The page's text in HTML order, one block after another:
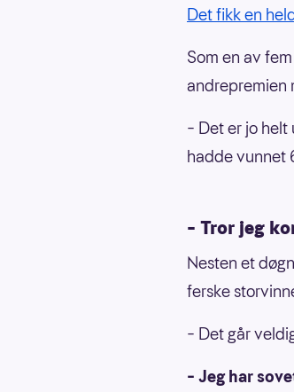
Det fikk en
Som en av
andrepremien
– Det er jo
hadde vunnet
– Tror jeg
Nesten et
ferske
– Det går
– Jeg har